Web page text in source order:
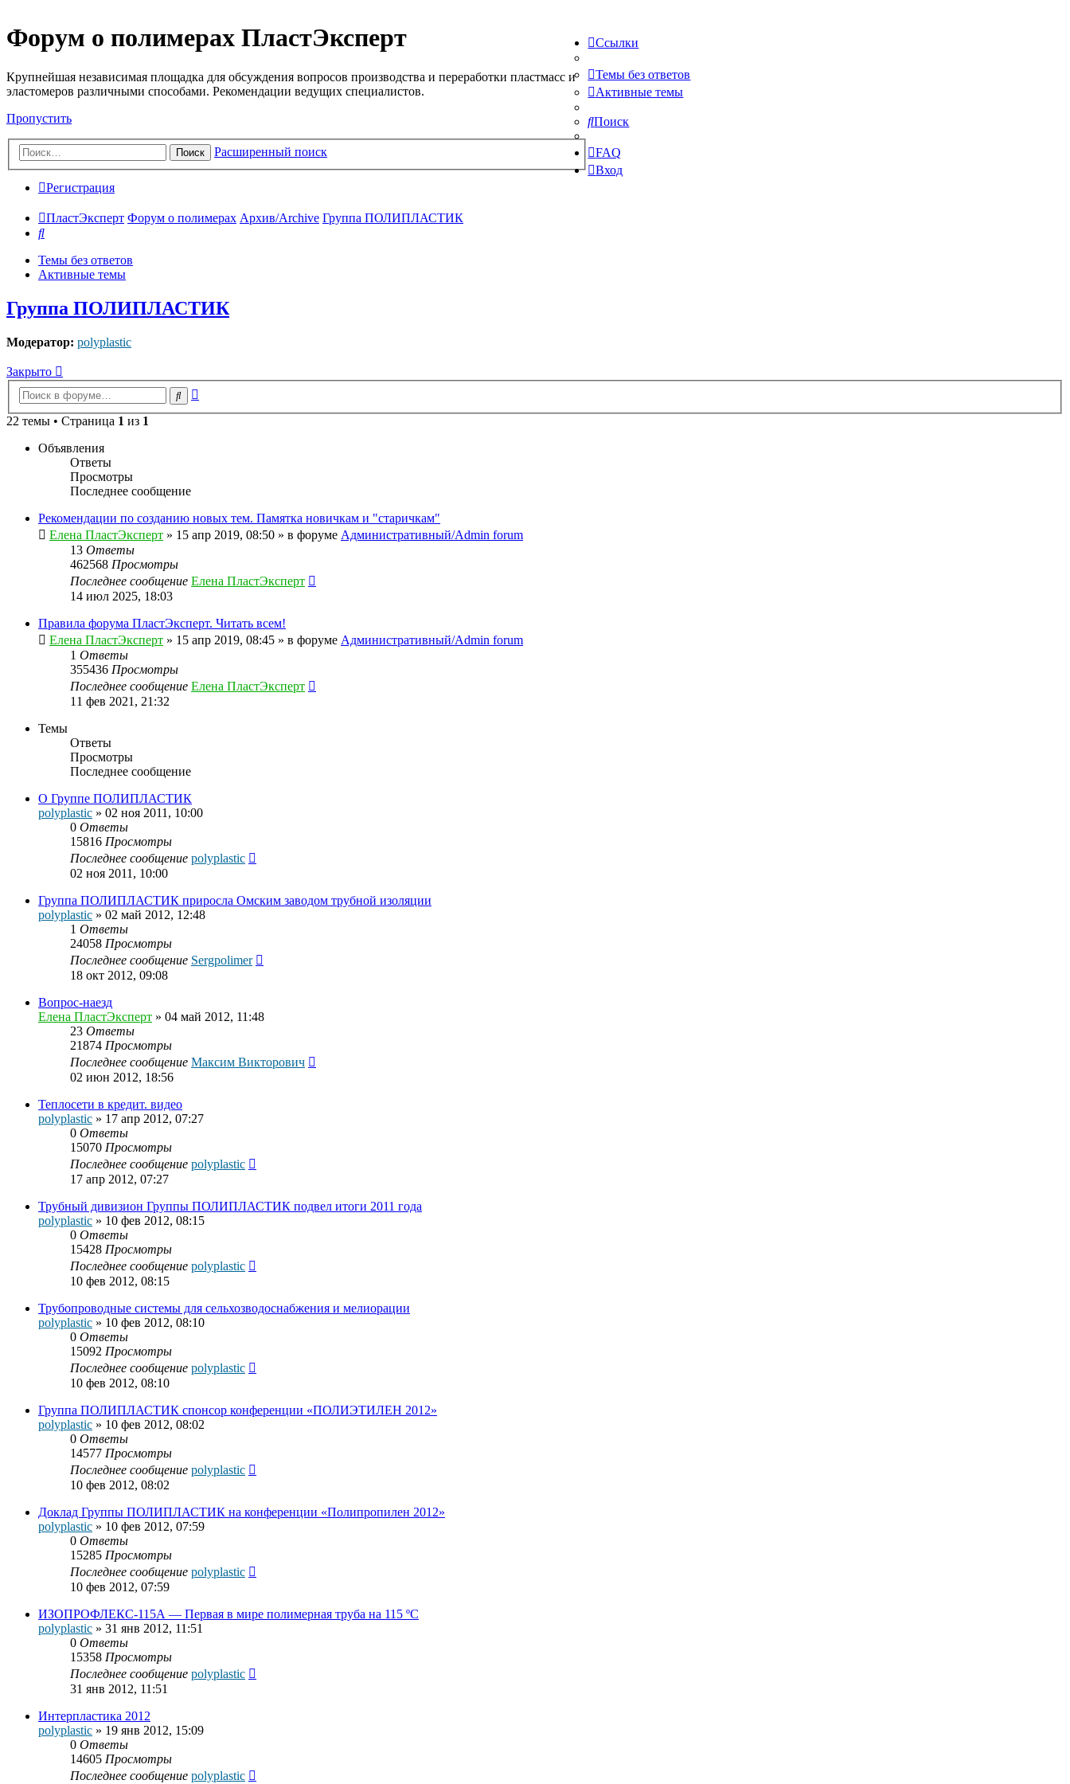
Форум о полимерах ПластЭксперт
Крупнейшая независимая площадка для обсуждения вопросов производства и переработки пластмасс и
эластомеров различными способами. Рекомендации ведущих специалистов.
Пропустить
Поиск Расширенный поиск
Ссылки
Темы без ответов
Активные темы
Поиск
FAQ
Вход
Регистрация
ПластЭксперт Форум о полимерах Архив/Archive Группа ПОЛИПЛАСТИК
Поиск
Темы без ответов
Активные темы
Группа ПОЛИПЛАСТИК
Модератор: polyplastic
Закрыто
Поиск
22 темы • Страница 1 из 1
Объявления
Ответы
Просмотры
Последнее сообщение
Рекомендации по созданию новых тем. Памятка новичкам и "старичкам"
Елена ПластЭксперт » 15 апр 2019, 08:50 » в форуме Административный/Admin forum
13 Ответы
462568 Просмотры
Последнее сообщение Елена ПластЭксперт
14 июл 2025, 18:03
Правила форума ПластЭксперт. Читать всем!
Елена ПластЭксперт » 15 апр 2019, 08:45 » в форуме Административный/Admin forum
1 Ответы
355436 Просмотры
Последнее сообщение Елена ПластЭксперт
11 фев 2021, 21:32
Темы
Ответы
Просмотры
Последнее сообщение
О Группе ПОЛИПЛАСТИК
polyplastic » 02 ноя 2011, 10:00
0 Ответы
15816 Просмотры
Последнее сообщение polyplastic
02 ноя 2011, 10:00
Группа ПОЛИПЛАСТИК приросла Омским заводом трубной изоляции
polyplastic » 02 май 2012, 12:48
1 Ответы
24058 Просмотры
Последнее сообщение Sergpolimer
18 окт 2012, 09:08
Вопрос-наезд
Елена ПластЭксперт » 04 май 2012, 11:48
23 Ответы
21874 Просмотры
Последнее сообщение Максим Викторович
02 июн 2012, 18:56
Теплосети в кредит. видео
polyplastic » 17 апр 2012, 07:27
0 Ответы
15070 Просмотры
Последнее сообщение polyplastic
17 апр 2012, 07:27
Трубный дивизион Группы ПОЛИПЛАСТИК подвел итоги 2011 года
polyplastic » 10 фев 2012, 08:15
0 Ответы
15428 Просмотры
Последнее сообщение polyplastic
10 фев 2012, 08:15
Трубопроводные системы для сельхозводоснабжения и мелиорации
polyplastic » 10 фев 2012, 08:10
0 Ответы
15092 Просмотры
Последнее сообщение polyplastic
10 фев 2012, 08:10
Группа ПОЛИПЛАСТИК спонсор конференции «ПОЛИЭТИЛЕН 2012»
polyplastic » 10 фев 2012, 08:02
0 Ответы
14577 Просмотры
Последнее сообщение polyplastic
10 фев 2012, 08:02
Доклад Группы ПОЛИПЛАСТИК на конференции «Полипропилен 2012»
polyplastic » 10 фев 2012, 07:59
0 Ответы
15285 Просмотры
Последнее сообщение polyplastic
10 фев 2012, 07:59
ИЗОПРОФЛЕКС-115А — Первая в мире полимерная труба на 115 ºС
polyplastic » 31 янв 2012, 11:51
0 Ответы
15358 Просмотры
Последнее сообщение polyplastic
31 янв 2012, 11:51
Интерпластика 2012
polyplastic » 19 янв 2012, 15:09
0 Ответы
14605 Просмотры
Последнее сообщение polyplastic